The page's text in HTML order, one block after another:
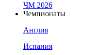
ЧМ 2026
Чемпионаты
Англия
Испания